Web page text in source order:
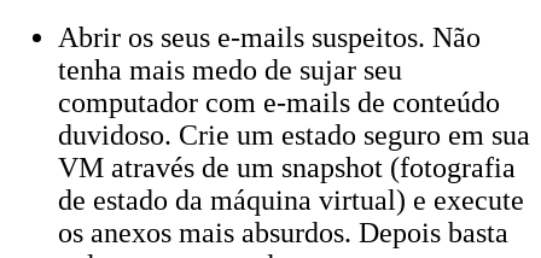
Abrir os seus e-mails suspeitos. Não
tenha mais medo de sujar seu
computador com e-mails de conteúdo
duvidoso. Crie um estado seguro em sua
VM através de um snapshot (fotografia
de estado da máquina virtual) e execute
os anexos mais absurdos. Depois basta